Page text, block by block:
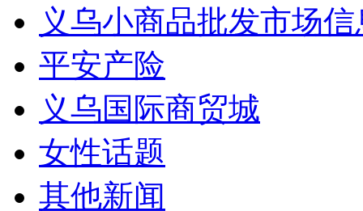
义乌小商品批发市场
平安产险
义乌国际商贸城
女性话题
其他新闻